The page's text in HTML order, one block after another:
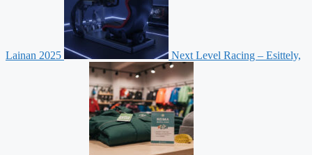
Lainan 2025 Next Level Racing – Esittely,